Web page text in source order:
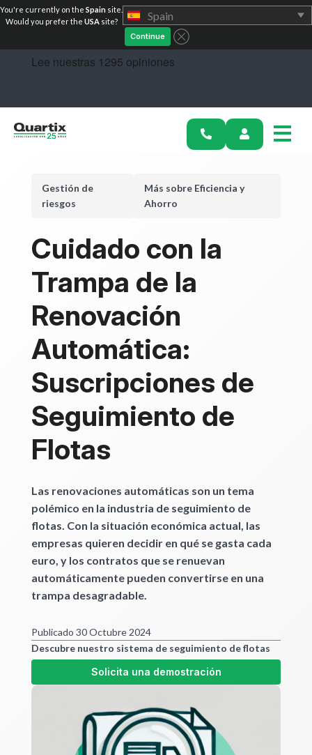
You're currently on the Spain site.
Would you prefer the USAsite? Spain
Continue
Gestión de
riesgos
Más sobre Eficiencia y
Ahorro
Cuidado con la
Trampa de la
Renovación
Automática:
Suscripciones de
Seguimiento de
Flotas
Las renovaciones automáticas son un tema
polémico en la industria de seguimiento de
flotas. Con la situación económica actual, las
empresas quieren decidir en qué se gasta cada
euro, y los contratos que se renuevan
automáticamente pueden convertirse en una
trampa desagradable.
Publicado 30 Octubre 2024
Descubre nuestro sistema de seguimiento de flotas
Solicita una demostración
Soluciones
Industrias
Precios
Conviértete en socio
Recursos
Empiece hoy